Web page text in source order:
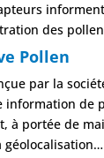
des
Pollen
par la
information de
à portée de
géolocalisation…